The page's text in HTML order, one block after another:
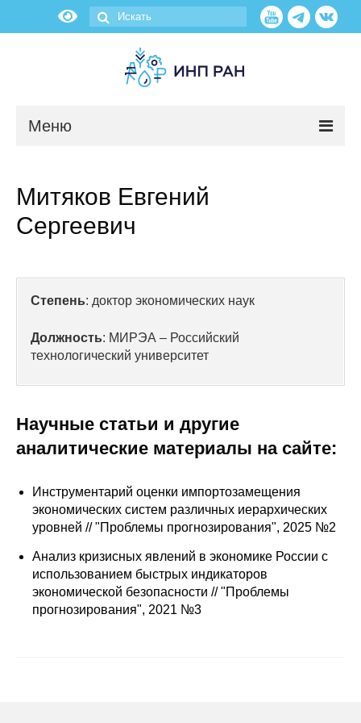
Меню
Сотрудники
Противодействие коррупции
Материалы для СМИ
Публикации
Научная жизнь
Издания
Митяков Евгений
Сергеевич
Степень: доктор экономических наук
Должность: МИРЭА – Российский
технологический университет
Научные статьи и другие
аналитические материалы на сайте:
Инструментарий оценки импортозамещения
экономических систем различных иерархических
уровней // "Проблемы прогнозирования", 2025 №2
Анализ кризисных явлений в экономике России с
использованием быстрых индикаторов
экономической безопасности // "Проблемы
прогнозирования", 2021 №3